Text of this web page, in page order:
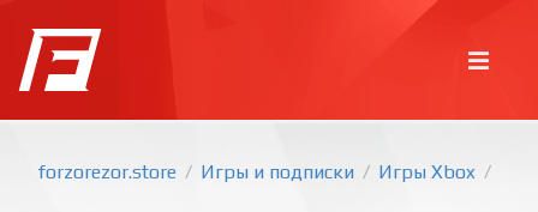
forzorezor.store / Игры и подписки / Игры Xbox /